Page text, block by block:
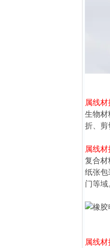
属线
生物材
折、剪
属线
复合材
纸张包
门等域
属线